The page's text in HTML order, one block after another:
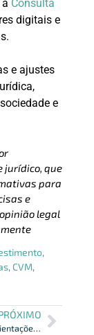
Consulta
digitais e
e ajustes
e
jurídico, que
para
e
legal
,
, CVM,
CVM divulga orientações sobre distribuição de resultados dos FII